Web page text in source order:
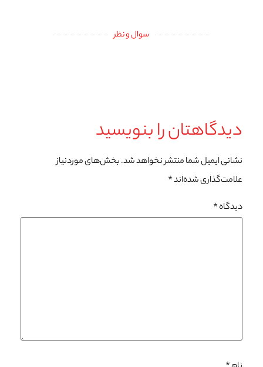
سوال و نظر
دیدگاهتان را بنویسید
نشانی ایمیل شما منتشر نخواهد شد.بخش‌های موردنیاز
علامت‌گذاری شده‌اند*
دیدگاه*